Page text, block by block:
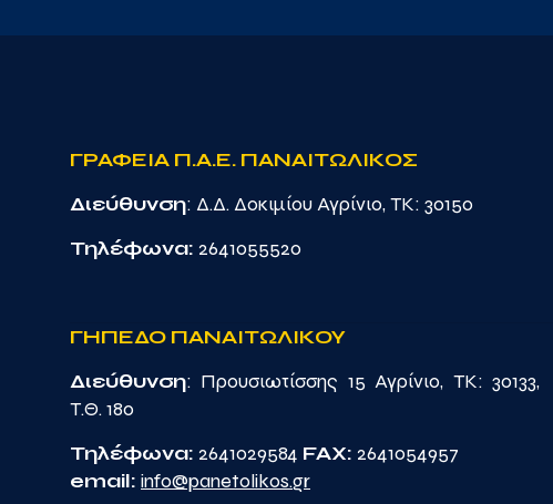
ΓΡΑΦΕΙΑ Π.Α.Ε. ΠΑΝΑΙΤΩΛΙΚΟΣ
Διεύθυνση: Δ.Δ. Δοκιμίου Αγρίνιο, TK: 30150
Τηλέφωνα: 2641055520
ΓΗΠΕΔΟ ΠΑΝΑΙΤΩΛΙΚΟΥ
Διεύθυνση: Προυσιωτίσσης 15 Αγρίνιο, TK: 30133,
Τ.Θ. 180
Τηλέφωνα: 2641029584 FAX: 2641054957
email: info@panetolikos.gr